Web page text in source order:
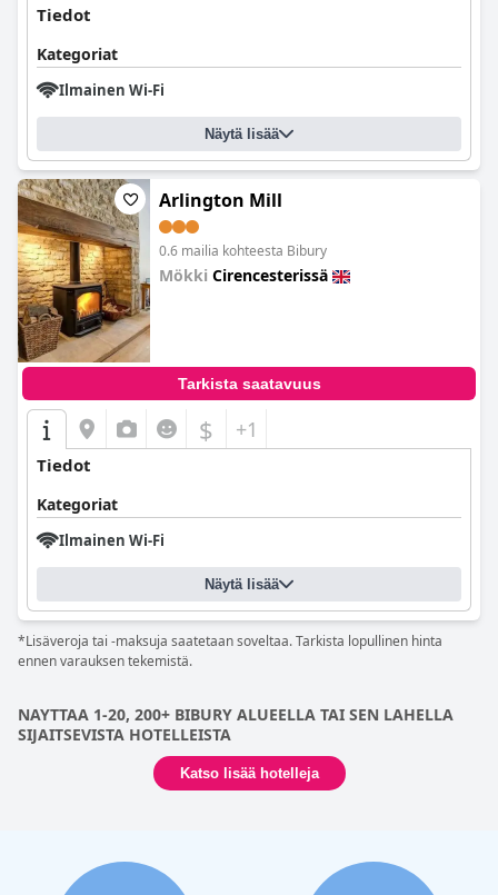
Tiedot
Kategoriat
Ilmainen Wi-Fi
Näytä lisää
Arlington Mill
0.6 mailia kohteesta Bibury
Mökki Cirencesterissä
Tarkista saatavuus
$ +1
Tiedot
Kategoriat
Ilmainen Wi-Fi
Näytä lisää
*Lisäveroja tai -maksuja saatetaan soveltaa. Tarkista lopullinen hinta
ennen varauksen tekemistä.
NAYTTAA 1-20, 200+ BIBURY ALUEELLA TAI SEN LAHELLA
SIJAITSEVISTA HOTELLEISTA
Katso lisää hotelleja